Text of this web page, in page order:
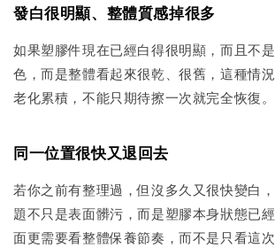
發白很明顯、整體質感掉很多
如果塑膠件現在已經白得很明顯，而且不
色，而是整體看起來很乾、很舊，這種情
老化累積，不能只期待擦一次就完全恢復。
同一位置很快又退回去
若你之前有整理過，但沒多久又很快變白
題不只是表面髒污，而是塑膠本身狀態已
面更需要看整體保養節奏，而不是只看這次